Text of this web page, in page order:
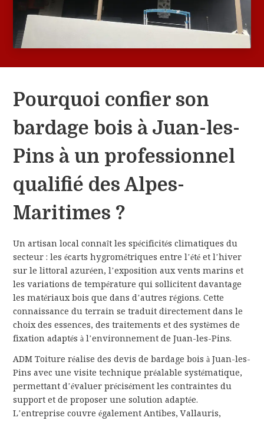
Pourquoi confier son
bardage bois à Juan-les-
Pins à un professionnel
qualifié des Alpes-
Maritimes ?
Un artisan local connaît les spécificités climatiques du
secteur : les écarts hygrométriques entre l’été et l’hiver
sur le littoral azuréen, l’exposition aux vents marins et
les variations de température qui sollicitent davantage
les matériaux bois que dans d’autres régions. Cette
connaissance du terrain se traduit directement dans le
choix des essences, des traitements et des systèmes de
fixation adaptés à l’environnement de Juan-les-Pins.
ADM Toiture réalise des devis de bardage bois à Juan-les-
Pins avec une visite technique préalable systématique,
permettant d’évaluer précisément les contraintes du
support et de proposer une solution adaptée.
L’entreprise couvre également Antibes, Vallauris,